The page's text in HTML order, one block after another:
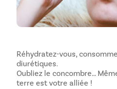
Réhydratez-vous,
diurétiques.
Oubliez le concombre…
terre est votre alliée !